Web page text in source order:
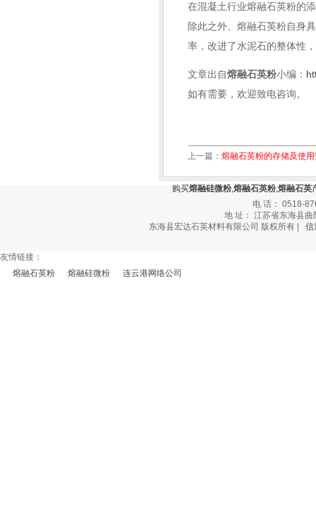
在混凝土行业熔融石英粉的
除此之外、熔融石英粉自身
率，改进了水泥石的整体性
文章出自熔融石英粉小编：
如有需要，欢迎致电咨询。
上一篇：熔融石英粉的存储及使
购买熔融硅微粉,熔融石英粉,熔融石英
电 话： 0518-
地 址： 江苏省东海县
东海县宏达石英材料有限公司 版权所有 |信
友情链接：
熔融石英粉
熔融硅微粉 连云港网络公司